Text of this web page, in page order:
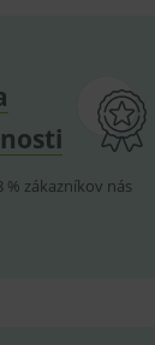
% zákazníkov nás
analytics.
analytics.
analytics.
analytics.
cookies a
předvoleb pro